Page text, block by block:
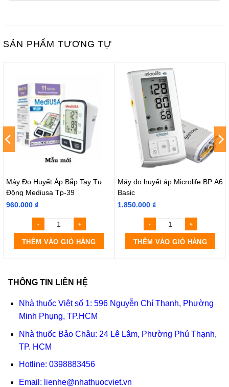
SẢN PHẨM TƯƠNG TỰ
Máy Đo Huyết Áp Bắp Tay Tự
Động Mediusa Tp-39
960.000 ₫
THÊM VÀO GIỎ HÀNG
Máy đo huyết áp Microlife BP A6
Basic
1.850.000 ₫
THÊM VÀO GIỎ HÀNG
THÔNG TIN LIÊN HỆ
Nhà thuốc Việt số 1: 596 Nguyễn Chí Thanh, Phường
Minh Phụng, TP.HCM
Nhà thuốc Bảo Châu: 24 Lê Lâm, Phường Phú Thạnh,
TP. HCM
Hotline: 0398883456
Email: lienhe@nhathuocviet.vn